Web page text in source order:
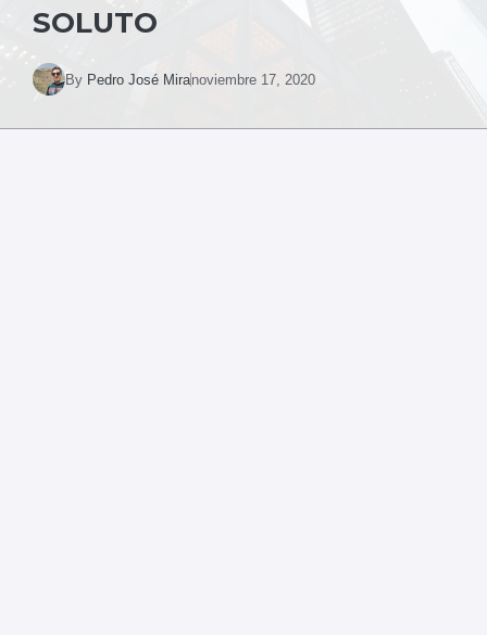
SOLUTO
By Pedro José Miranoviembre 17, 2020